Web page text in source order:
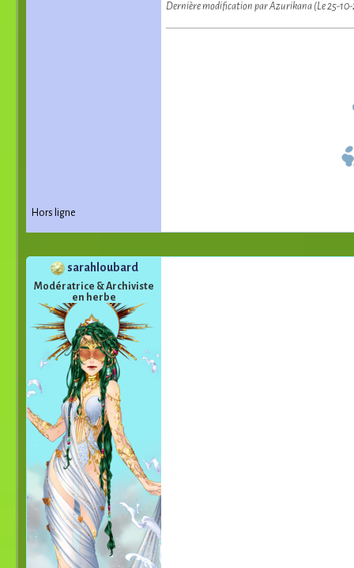
Dernière modification par Azurikana (Le 25-10-
Hors ligne
sarahloubard
Modératrice & Archiviste
en herbe